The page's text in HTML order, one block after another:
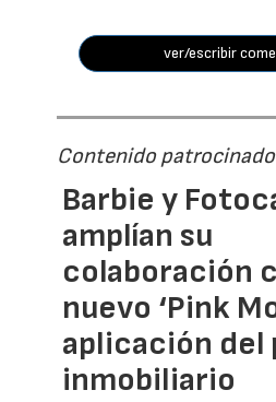
ver/escribir
Contenido patrocinado
Barbie y
amplían su
colaboración
nuevo ‘Pink
aplicación del
inmobiliario